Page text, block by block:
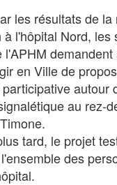
les résultats de
à l'hôpital Nord, les
l'APHM
en Ville de
autour
au rez-
tard, le projet
des